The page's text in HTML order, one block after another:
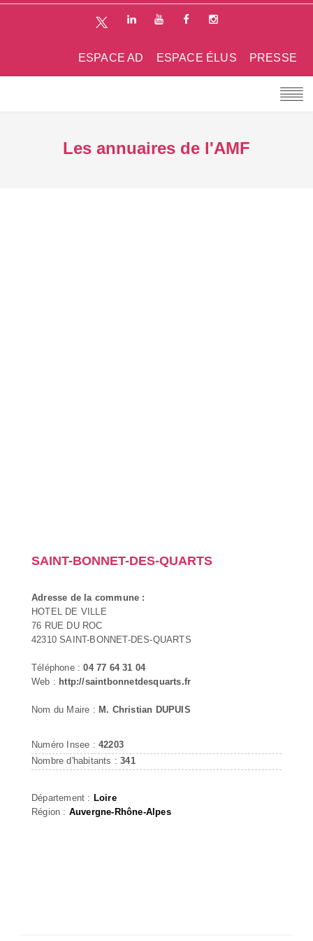
PRESSE
ESPACE ÉLUS
ESPACE AD
Les annuaires de l'AMF
SAINT-BONNET-DES-QUARTS
Adresse de la commune :
HOTEL DE VILLE
76 RUE DU ROC
42310 SAINT-BONNET-DES-QUARTS
Téléphone :04 77 64 31 04
Web : http://saintbonnetdesquarts.fr
Nom du Maire : M. Christian DUPUIS
Numéro Insee : 42203
Nombre d'habitants :341
Département : Loire
Région : Auvergne-Rhône-Alpes